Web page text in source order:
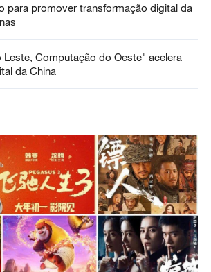
para promover transformação digital da
Leste, Computação do Oeste" acelera
da China